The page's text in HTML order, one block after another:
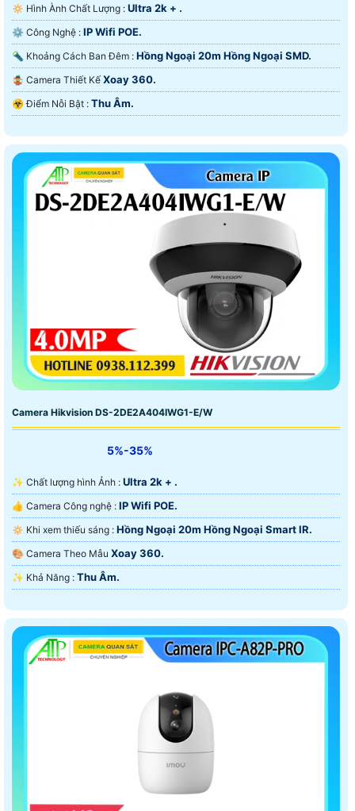
🔅 Hình Ành Chất Lượng : Ultra 2k + .
⚙ Công Nghệ : IP Wifi POE.
🔦 Khoảng Cách Ban Đêm : Hồng Ngoại 20m Hồng Ngoại SMD.
🤹 Camera Thiết Kế Xoay 360.
️☣️ Điểm Nỗi Bật : Thu Âm.
Camera Hikvision DS-2DE2A404IWG1-E/W
5%-35%
✨ Chất lượng hình Ảnh : Ultra 2k + .
👍 Camera Công nghệ : IP Wifi POE.
🔅 Khi xem thiếu sáng : Hồng Ngoại 20m Hồng Ngoại Smart IR.
🎨 Camera Theo Mẫu Xoay 360.
️✨ Khả Năng : Thu Âm.